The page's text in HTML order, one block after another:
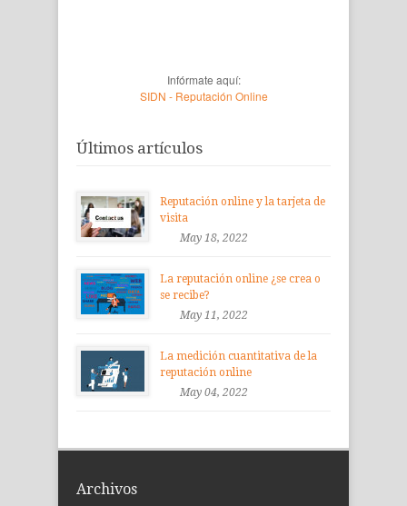
Infórmate aquí:
SIDN - Reputación Online
Últimos artículos
Reputación online y la tarjeta de
visita
May 18, 2022
La reputación online ¿se crea o
se recibe?
May 11, 2022
La medición cuantitativa de la
reputación online
May 04, 2022
Archivos